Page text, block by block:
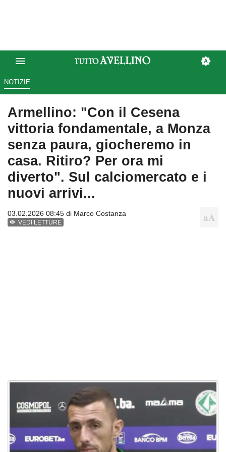
NOTIZIE
Armellino: "Con il Cesena
vittoria fondamentale, a Monza
senza paura, giocheremo in
casa. Ritiro? Per ora mi
diverto". Sul calciomercato e i
nuovi arrivi...
03.02.2026 08:45 di Marco Costanza
VEDI LETTURE